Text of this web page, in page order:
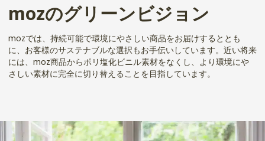
mozのグリーンビジョン
mozでは、持続可能で環境にやさしい商品をお届けするととも
に、お客様のサステナブルな選択もお手伝いしています。近い将来
には、moz商品からポリ塩化ビニル素材をなくし、より環境にや
さしい素材に完全に切り替えることを目指しています。